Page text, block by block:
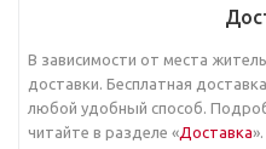
В зависимости от места
доставки. Бесплатная
любой удобный способ.
читайте в разделе «Доставка».